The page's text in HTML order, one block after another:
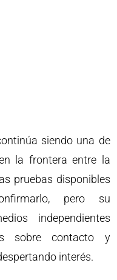
siendo una de
la frontera entre la
pruebas disponibles
pero su
independientes
sobre contacto y
interés.